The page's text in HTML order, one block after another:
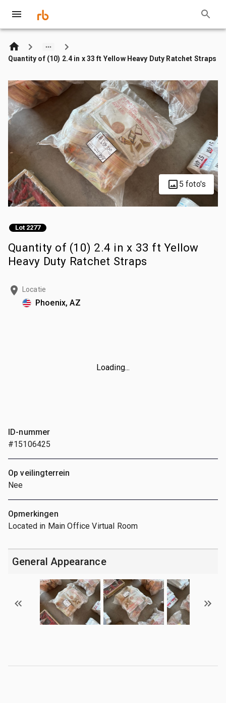
Quantity of (10) 2.4 in x 33 ft Yellow Heavy Duty Ratchet Straps
5 foto's
Lot 2277
Quantity of (10) 2.4 in x 33 ft Yellow
Heavy Duty Ratchet Straps
Locatie
Phoenix, AZ
Loading...
ID-nummer
#15106425
Op veilingterrein
Nee
Opmerkingen
Located in Main Office Virtual Room
General Appearance